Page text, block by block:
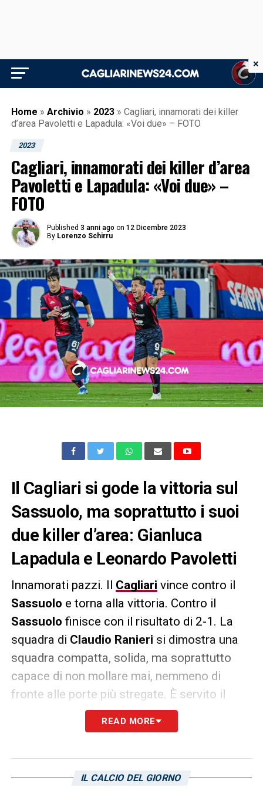
Home » Archivio » 2023 » Cagliari, innamorati dei killer
d’area Pavoletti e Lapadula: «Voi due» – FOTO
2023
Cagliari, innamorati dei killer d’area
Pavoletti e Lapadula: «Voi due» –
FOTO
Published 3 anni ago on 12 Dicembre 2023
By Lorenzo Schirru
Il Cagliari si gode la vittoria sul
Sassuolo, ma soprattutto i suoi
due killer d’area: Gianluca
Lapadula e Leonardo Pavoletti
Innamorati pazzi. Il Cagliari vince contro il
Sassuolo e torna alla vittoria. Contro il
Sassuolo finisce con il risultato di 2-1. La
squadra di Claudio Ranieri si dimostra una
squadra compatta, solida, ma soprattutto
capace di non mollare mai, nemmeno di
fronte alle porte più stregate. È servito il
massimo dello sforzo all’Unipol Domus
contro i neroverdi, ma alla fine ci hanno
non può non amare i suoi due attaccanti.
READ MORE
IL CALCIO DEL GIORNO
×